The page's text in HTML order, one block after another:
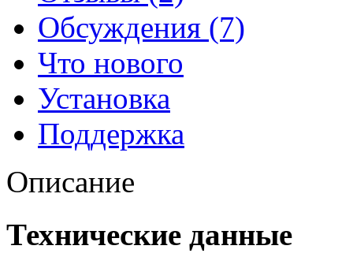
Обсуждения (7)
Что нового
Установка
Поддержка
Описание
Технические данные